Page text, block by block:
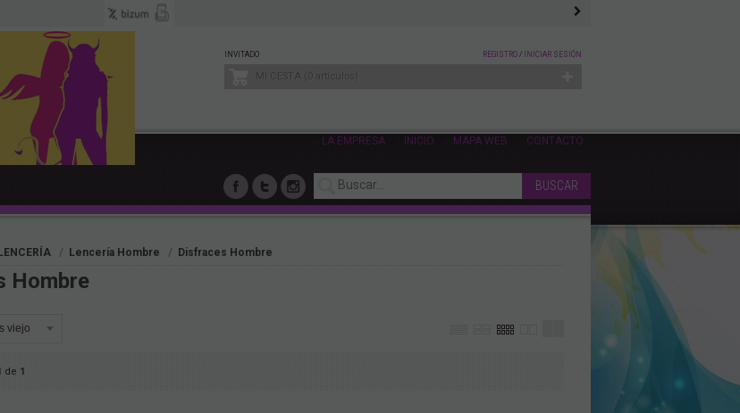
INVITADO REGISTRO / INICIAR SESIÓN
MI CESTA 0 artículos
LA EMPRESA INICIO MAPA WEB CONTACTO
Lencería Hombre Disfraces Hombre
Hombre
de 1